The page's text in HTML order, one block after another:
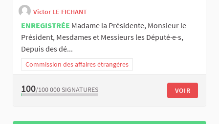
Victor LE FICHANT
ENREGISTRÉE Madame la Présidente, Monsieur le
Président, Mesdames et Messieurs les Député·e·s,
Depuis des dé...
Commission des affaires étrangères
100/100 000 SIGNATURES VOIR